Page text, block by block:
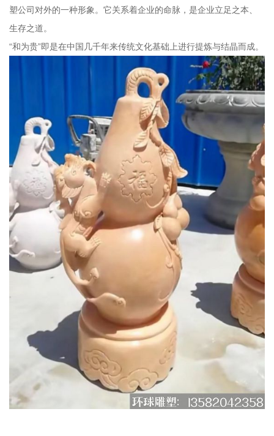
塑公司对外的一种形象。它关系着企业的命脉，是企业立足之本、
生存之道。
“和为贵”即是在中国几千年来传统文化基础上进行提炼与结晶而成。